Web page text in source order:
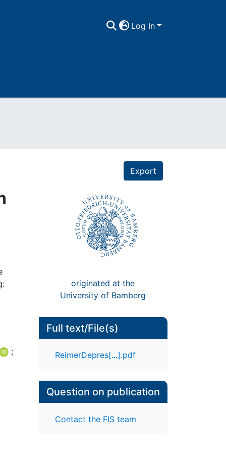
Log In
Export
originated at the
University of Bamberg
;
Full text/File(s)
ReimerDepres[...].pdf
Question on publication
Contact the FIS team